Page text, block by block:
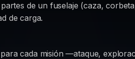
de un fuselaje (caza,
de carga.
para cada misión —ataque,